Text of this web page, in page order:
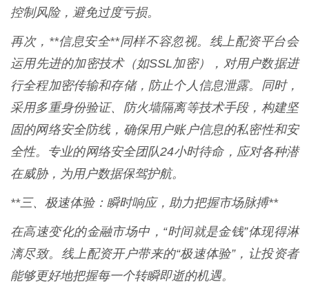
控制风险，避免过度亏损。
再次，**信息安全**同样不容忽视。线上配资平台会
运用先进的加密技术（如SSL加密），对用户数据进
行全程加密传输和存储，防止个人信息泄露。同时，
采用多重身份验证、防火墙隔离等技术手段，构建坚
固的网络安全防线，确保用户账户信息的私密性和安
全性。专业的网络安全团队24小时待命，应对各种潜
在威胁，为用户数据保驾护航。
**三、极速体验：瞬时响应，助力把握市场脉搏**
在高速变化的金融市场中，“时间就是金钱”体现得淋
漓尽致。线上配资开户带来的“极速体验”，让投资者
能够更好地把握每一个转瞬即逝的机遇。